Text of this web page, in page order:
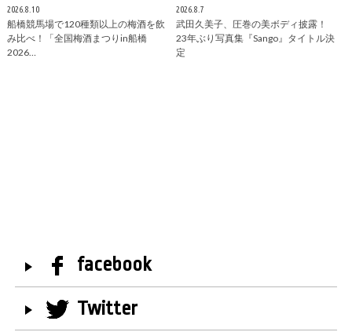
2026.8.10
船橋競馬場で120種類以上の梅酒を飲
み比べ！「全国梅酒まつりin船橋
2026…
2026.8.7
武田久美子、圧巻の美ボディ披露！
23年ぶり写真集『Sango』タイトル決
定
facebook
Twitter